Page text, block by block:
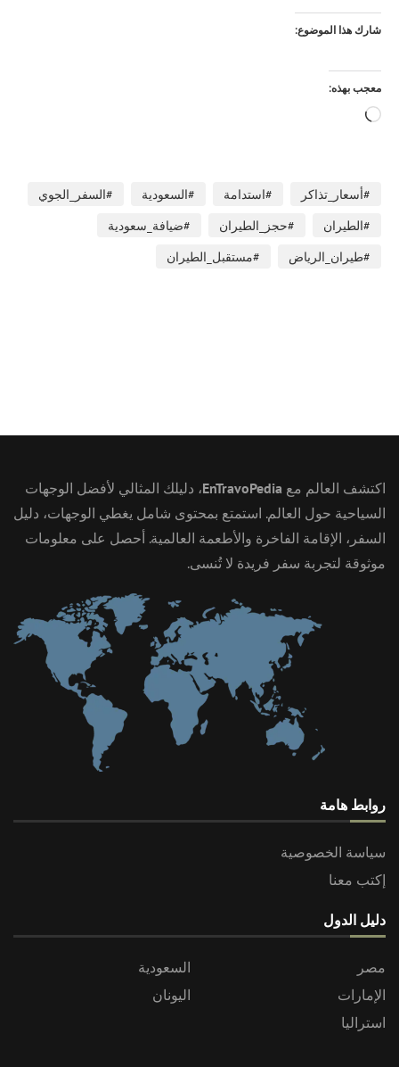
شارك هذا الموضوع:
معجب بهذه:
#أسعار_تذاكر #استدامة #السعودية
#السفر_الجوي
#الطيران
#حجز_الطيران
#ضيافة_سعودية
#طيران_الرياض
#مستقبل_الطيران
اكتشف العالم مع EnTravoPedia، دليلك المثالي لأفضل الوجهات
السياحية حول العالم. استمتع بمحتوى شامل يغطي الوجهات، دليل
السفر، الإقامة الفاخرة والأطعمة العالمية. أحصل على معلومات
موثوقة لتجربة سفر فريدة لا تُنسى.
روابط هامة
سياسة الخصوصية
إكتب معنا
دليل الدول
مصر
السعودية
الإمارات
اليونان
استراليا